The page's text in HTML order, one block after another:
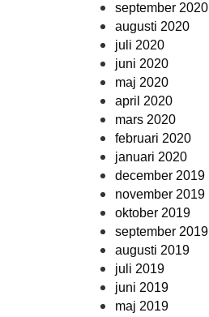
september 2020
augusti 2020
juli 2020
juni 2020
maj 2020
april 2020
mars 2020
februari 2020
januari 2020
december 2019
november 2019
oktober 2019
september 2019
augusti 2019
juli 2019
juni 2019
maj 2019